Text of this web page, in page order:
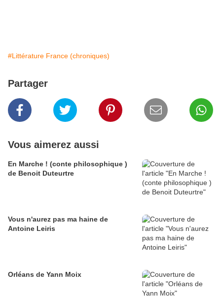
#Littérature France (chroniques)
Partager
Vous aimerez aussi
En Marche ! (conte philosophique )
de Benoit Duteurtre
Vous n'aurez pas ma haine de
Antoine Leiris
Orléans de Yann Moix